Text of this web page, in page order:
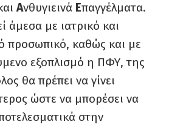
Ανθυγιεινά Επαγγέλματα.
άμεσα με ιατρικό και
προσωπικό, καθώς και με
εξοπλισμό η ΠΦΥ, της
θα πρέπει να γίνει
ώστε να μπορέσει να
στην